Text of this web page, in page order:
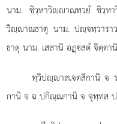
นาม. ชิวฺหาวิฺาณทฺวยํ ชิวฺห
วิฺาณธาตุ นาม. ปฺจทฺวาร
ธาตุ นาม. เสสานิ อฏฺสตํ จิตฺต
ทฺวิปฺาสเจตสิกานิ จ
กานิ จ ฉ ปกิณฺณกานิ จ จุทฺทส